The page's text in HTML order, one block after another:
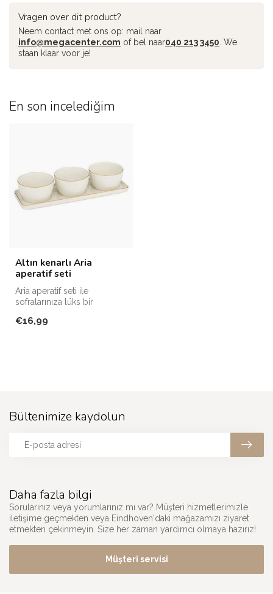
Vragen over dit product?
Neem contact met ons op: mail naar
info@megacenter.com of bel naar040 213 3450 . We
staan klaar voor je!
En son incelediğim
Altın kenarlı Aria
aperatif seti
Aria aperatif seti ile
sofralarınıza lüks bir
€16,99
Daha fazla bilgi
Sorularınız veya yorumlarınız mı var? Müşteri hizmetlerimizle
iletişime geçmekten veya Eindhoven'daki mağazamızı ziyaret
etmekten çekinmeyin. Size her zaman yardımcı olmaya hazırız!
Müşteri servisi
Bültenimize kaydolun